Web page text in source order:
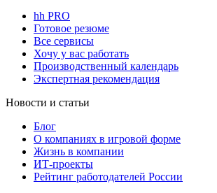
hh PRO
Готовое резюме
Все сервисы
Хочу у вас работать
Производственный календарь
Экспертная рекомендация
Новости и статьи
Блог
О компаниях в игровой форме
Жизнь в компании
ИТ-проекты
Рейтинг работодателей России